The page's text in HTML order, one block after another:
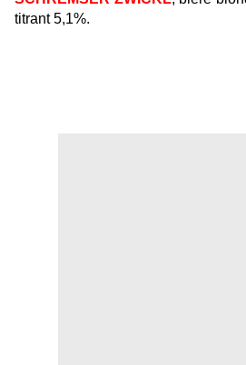
titrant 5,1%.